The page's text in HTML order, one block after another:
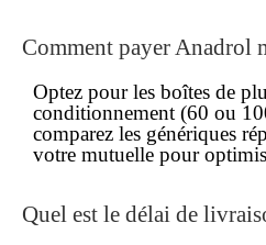
Comment payer Anadrol
Optez pour les boîtes de
conditionnement (60 ou
comparez les génériques
votre mutuelle pour
Quel est le délai de